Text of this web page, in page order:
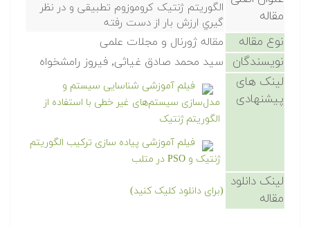
مقاله
الگوریتم ژنتیک کروموزوم تطبیقی و در نظر
گیري ارزش بار از دست رفته
نوع مقاله مقاله ژورنال و مجلات علمی
نویسندگان سید محمد صادق غیاثی, فیروز رامشخواه
لینک های
پیشنهادی
فیلم آموزشی شناسایی سیستم و
مدل‌سازی سیستم‌های غیر خطی با استفاده از
الگوریتم ژنتیک
فیلم آموزشی پیاده سازی ترکیب الگوریتم
ژنتیک و PSO در متلب
لینک دانلود
مقاله
(برای دانلود کلیک کنید)